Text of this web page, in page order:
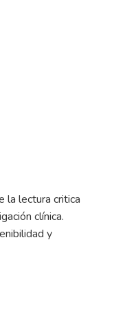
la lectura critica
clínica.
y